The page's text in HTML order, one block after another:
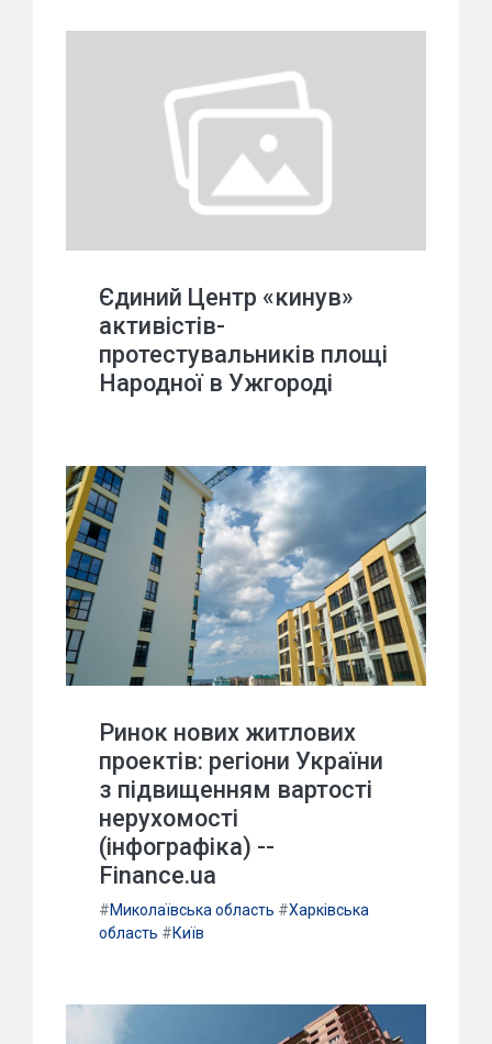
Єдиний Центр «кинув»
активістів-
протестувальників площі
Народної в Ужгороді
Ринок нових житлових
проектів: регіони України
з підвищенням вартості
нерухомості
(інфографіка) --
Finance.ua
#Миколаївська область #Харківська
область #Київ